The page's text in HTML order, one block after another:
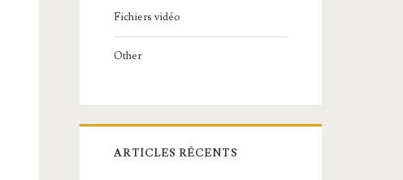
Fichiers vidéo
Other
ARTICLES RÉCENTS